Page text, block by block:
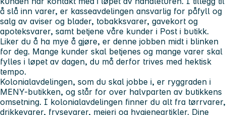
å slå inn varer, er kasseavdelingen ansvarlig for påfyll og
salg av aviser og blader, tobakksvarer, gavekort og
apoteksvarer, samt betjene våre kunder i Post i butikk.
Liker du å ha mye å gjøre, er denne jobben midt i blinken
for deg. Mange kunder skal betjenes og mange varer skal
fylles i løpet av dagen, du må derfor trives med hektisk
tempo.
Kolonialavdelingen, som du skal jobbe i, er ryggraden i
MENY-butikken, og står for over halvparten av butikkens
omsetning. I kolonialavdelingen finner du alt fra tørrvarer,
drikkevarer, frysevarer, meieri og hygieneartikler. Dine